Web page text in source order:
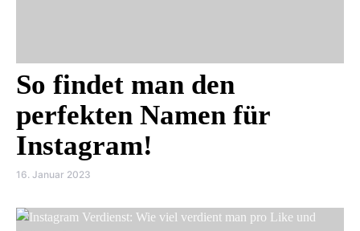
So findet man den
perfekten Namen für
Instagram!
16. Januar 2023